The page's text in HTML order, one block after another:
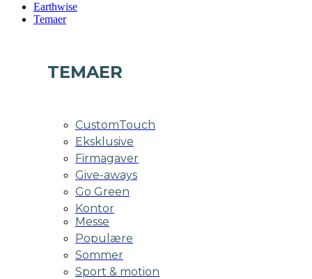
Earthwise
Temaer
TEMAER
CustomTouch
Eksklusive
Firmagaver
Give-aways
Go Green
Kontor
Messe
Populære
Sommer
Sport & motion